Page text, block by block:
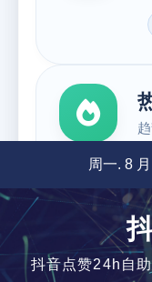
容
周一. 8
抖音点赞24h自